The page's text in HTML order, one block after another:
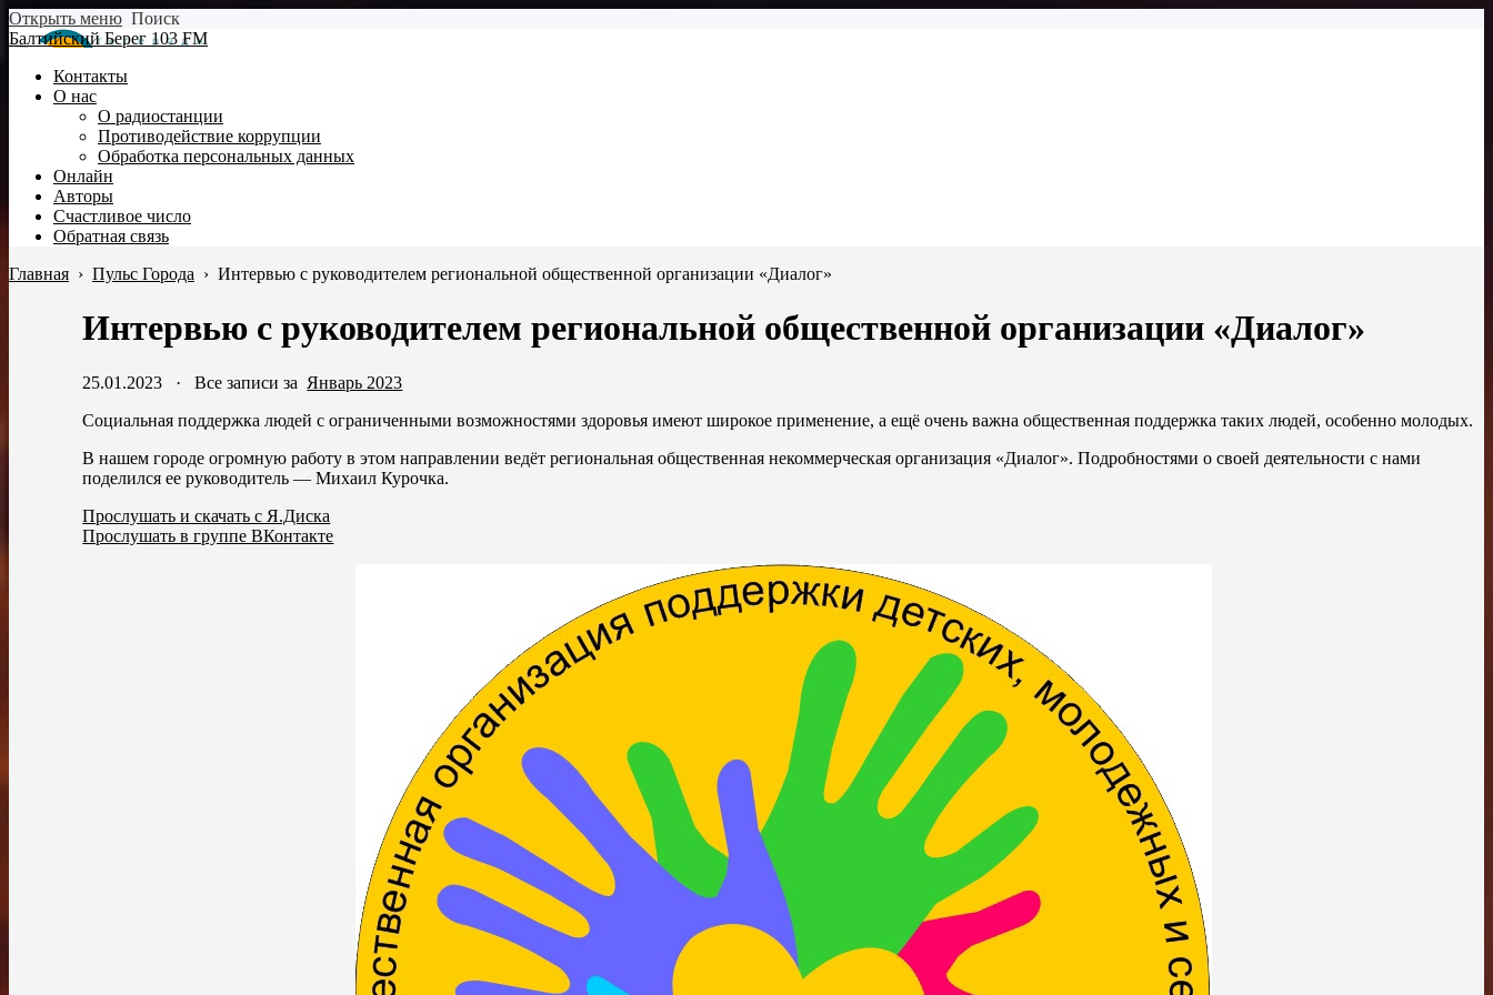
Открыть меню Поиск
Балтийский Берег 103 FM
Контакты
О нас
О радиостанции
Противодействие коррупции
Обработка персональных данных
Онлайн
Авторы
Счастливое число
Обратная связь
Главная › Пульс Города › Интервью с руководителем региональной общественной организации «Диалог»
Интервью с руководителем региональной общественной организации «Диалог»
25.01.2023 ·Все записи за Январь 2023
Социальная поддержка людей с ограниченными возможностями здоровья имеют широкое применение, а ещё очень важна общественная поддержка таких людей, особенно молодых.
В нашем городе огромную работу в этом направлении ведёт региональная общественная некоммерческая организация «Диалог». Подробностями о своей деятельности с нами
поделился ее руководитель — Михаил Курочка.
Прослушать и скачать с Я.Диска
Прослушать в группе ВКонтакте